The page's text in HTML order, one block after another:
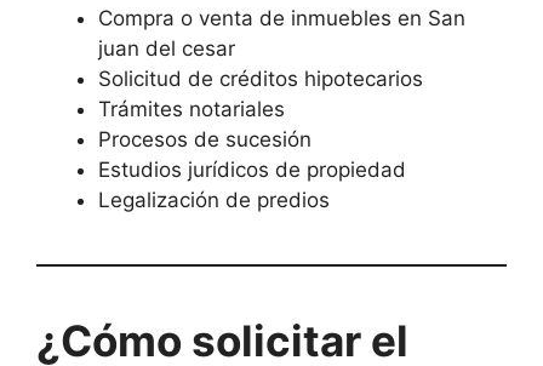
Compra o venta de inmuebles en San
juan del cesar
Solicitud de créditos hipotecarios
Trámites notariales
Procesos de sucesión
Estudios jurídicos de propiedad
Legalización de predios
¿Cómo solicitar el